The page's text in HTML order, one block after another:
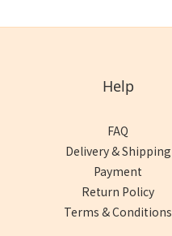
Help
FAQ
Delivery & Shipping
Payment
Return Policy
Terms & Conditions